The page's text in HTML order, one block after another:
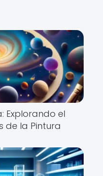
Explorando el
de la Pintura